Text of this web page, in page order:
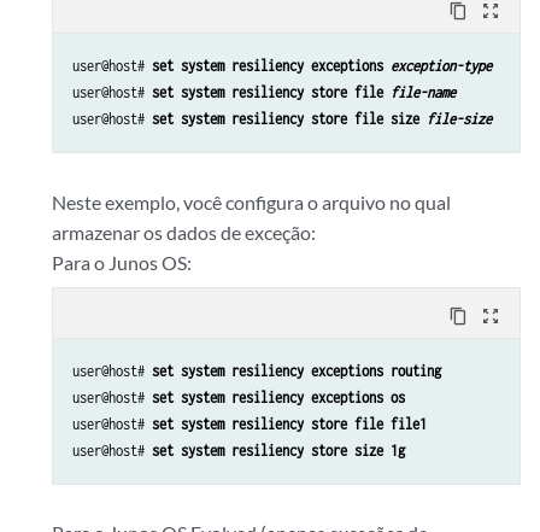
content_copy zoom_out_map
user@host# set system resiliency exceptions exception-type
user@host# set system resiliency store file file-name
user@host# set system resiliency store file size file-size
Neste exemplo, você configura o arquivo no qual
armazenar os dados de exceção:
Para o Junos OS:
content_copy zoom_out_map
user@host# set system resiliency exceptions routing
user@host# set system resiliency exceptions os
user@host# set system resiliency store file file1
user@host# set system resiliency store size 1g